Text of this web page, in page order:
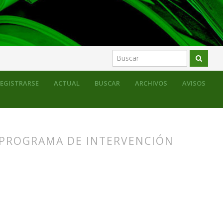
ACTUAL BUSCAR ARCHIVOS AVISOS
mercado escolar entre los siglos XIX y XX
DE INTERVENCIÓN